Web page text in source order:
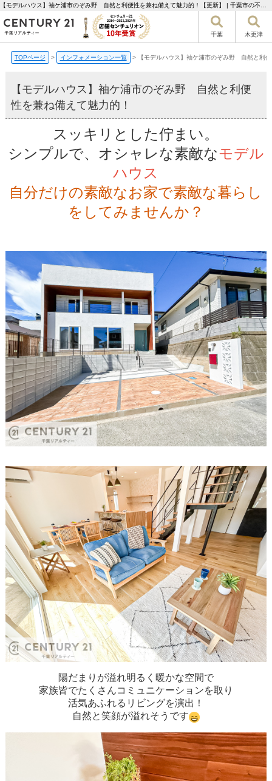
千葉 木更津
TOPページ > インフォメーション一覧 > 【モデルハウス】袖ケ浦市のぞみ野 自然と利
【モデルハウス】袖ケ浦市のぞみ野 自然と利便
性を兼ね備えて魅力的！
スッキリとした佇まい。
シンプルで、オシャレな素敵なモデル
ハウス
自分だけの素敵なお家で素敵な暮らし
をしてみませんか？
陽だまりが溢れ明るく暖かな空間で
家族皆でたくさんコミュニケーションを取り
活気あふれるリビングを演出！
自然と笑顔が溢れそうです